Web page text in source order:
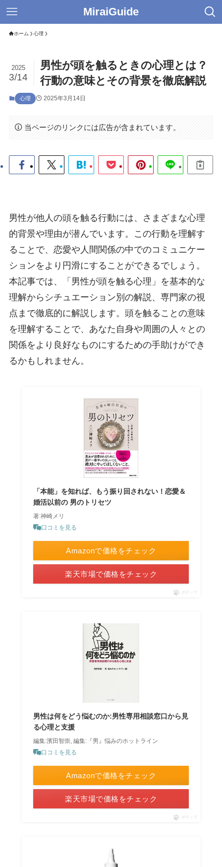
MiraiGuide
ホーム 心理
男性が頭を触るときの心理とは？
行動の意味とその背景を徹底解説
2025
3/14
心理 2025年3月14日
当ページのリンクには広告が含まれています。
男性が他人の頭を触る行動には、さまざまな心理
的背景や理由が潜んでいます。この行動を理解す
ることで、恋愛や人間関係の中でのコミュニケー
ションをより円滑にすることができるでしょう。
本記事では、「男性が頭を触る心理」を基本的な
理解からシチュエーション別の解説、専門家の視
点まで徹底的に解説します。頭を触ることの意味
を理解することで、あなた自身や周囲の人々との
関係をより良好なものにするための手助けができ
るかもしれません。
「本能」を知れば、もう振り回されない！恋愛＆
婚活以前の 男のトリセツ
著:神崎メリ
口コミを見る
Amazonで価格をチェック
楽天市場で価格をチェック
ポチップ
男性は何をどう悩むのか:男性専用相談窓口から見
る心理と支援
編集:濱田智崇, 編集:『男』悩みのホットライン
口コミを見る
Amazonで価格をチェック
楽天市場で価格をチェック
ポチップ